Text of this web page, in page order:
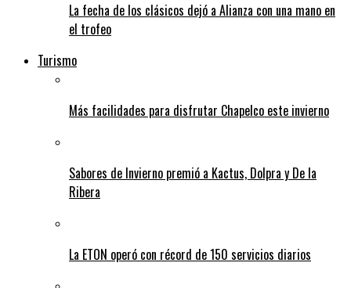
La fecha de los clásicos dejó a Alianza con una mano en
el trofeo
Turismo
Más facilidades para disfrutar Chapelco este invierno
Sabores de Invierno premió a Kactus, Dolpra y De la
Ribera
La ETON operó con récord de 150 servicios diarios